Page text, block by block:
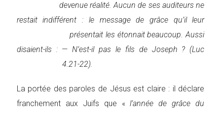
devenue réalité. Aucun de ses auditeurs ne
restait indifférent : le message de grâce qu’il leur
présentait les étonnait beaucoup. Aussi
disaient-ils : — N’est-il pas le fils de Joseph ? (Luc
4.21-22).
La portée des paroles de Jésus est claire : il déclare
franchement aux Juifs que «l’année de grâce du